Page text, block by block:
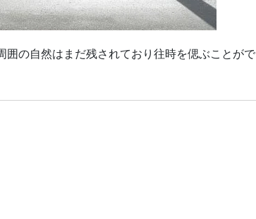
の自然はまだ残されており往時を偲ぶことがで